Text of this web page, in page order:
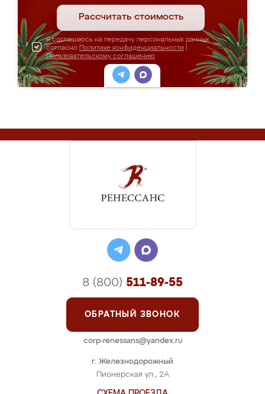
Рассчитать стоимость
Я соглашаюсь на передачу персональных данных
согласно Политике конфиденциальности
Пользовательскому соглашению
г. Железнодорожный
Пионерская ул., 2А
8 (800) 511-89-55
ОБРАТНЫЙ ЗВОНОК
corp-renessans@yandex.ru